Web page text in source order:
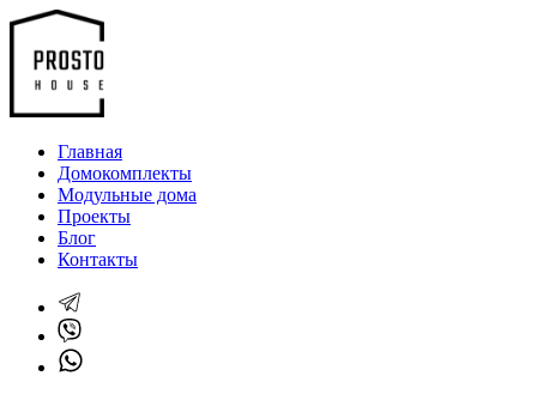
Главная
Домокомплекты
Модульные дома
Проекты
Блог
Контакты